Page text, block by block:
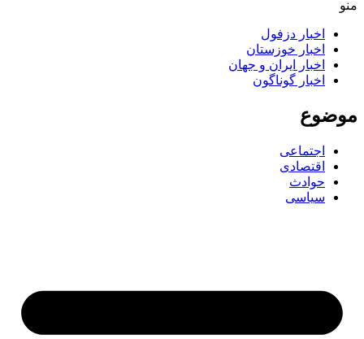
اخبار دزفول
اخبار خوزستان
اخبار ایران و جهان
اخبار گوناگون
اجتماعی
اقتصادی
حوادث
سیاسی